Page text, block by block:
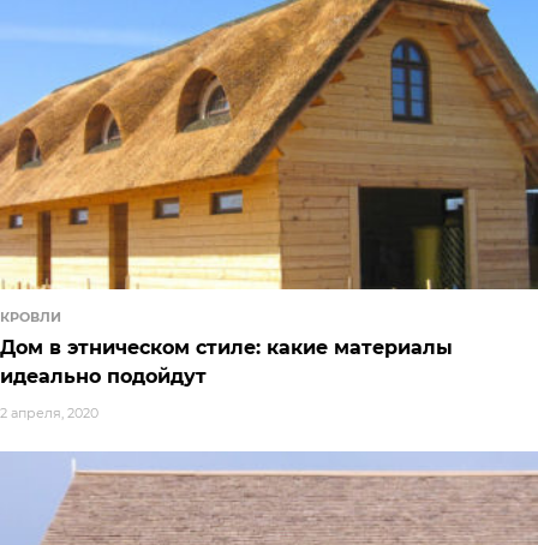
КРОВЛИ
Дом в этническом стиле: какие материалы
идеально подойдут
2 апреля, 2020